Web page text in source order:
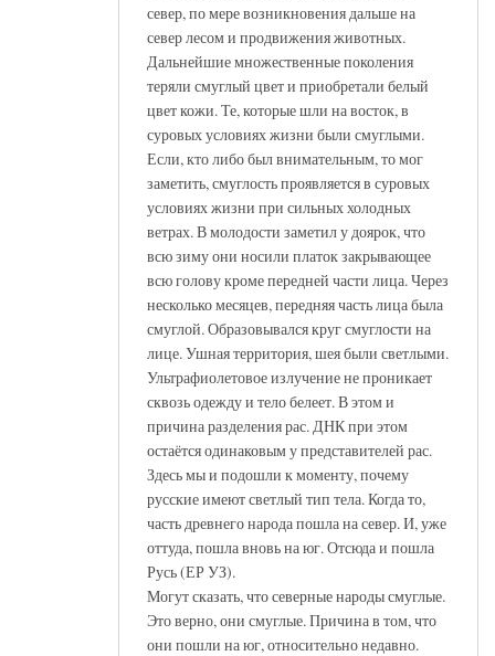
север, по мере возникновения дальше на
север лесом и продвижения животных.
Дальнейшие множественные поколения
теряли смуглый цвет и приобретали белый
цвет кожи. Те, которые шли на восток, в
суровых условиях жизни были смуглыми.
Если, кто либо был внимательным, то мог
заметить, смуглость проявляется в суровых
условиях жизни при сильных холодных
ветрах. В молодости заметил у доярок, что
всю зиму они носили платок закрывающее
всю голову кроме передней части лица. Через
несколько месяцев, передняя часть лица была
смуглой. Образовывался круг смуглости на
лице. Ушная территория, шея были светлыми.
Ультрафиолетовое излучение не проникает
сквозь одежду и тело белеет. В этом и
причина разделения рас. ДНК при этом
остаётся одинаковым у представителей рас.
Здесь мы и подошли к моменту, почему
русские имеют светлый тип тела. Когда то,
часть древнего народа пошла на север. И, уже
оттуда, пошла вновь на юг. Отсюда и пошла
Русь (ЕР УЗ).
Могут сказать, что северные народы смуглые.
Это верно, они смуглые. Причина в том, что
они пошли на юг, относительно недавно.